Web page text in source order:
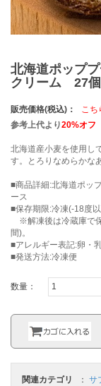
北海道ポップ
クリーム 27
販売価格(税込)：
こち
参考上代より20%オフ
北海道産小麦を使用し
す。とろりなめらかな
■商品詳細:北海道ポッ
ース
■保存期限:冷凍(-18度
※解凍後は冷蔵庫で
間)。
■アレルギー表記:卵・
■発送方法:冷凍便
数量：
関連カテゴリ ： サ